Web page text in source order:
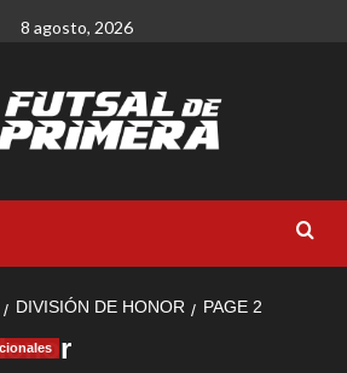
8 agosto, 2026
DIVISIÓN DE HONOR PAGE 2